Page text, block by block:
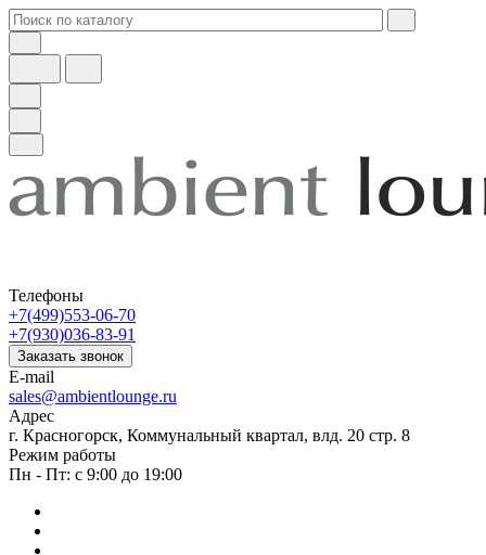
Телефоны
+7(499)553-06-70
+7(930)036-83-91
Заказать звонок
E-mail
sales@ambientlounge.ru
Адрес
г. Красногорск, Коммунальный квартал, влд. 20 стр. 8
Режим работы
Пн - Пт: с 9:00 до 19:00